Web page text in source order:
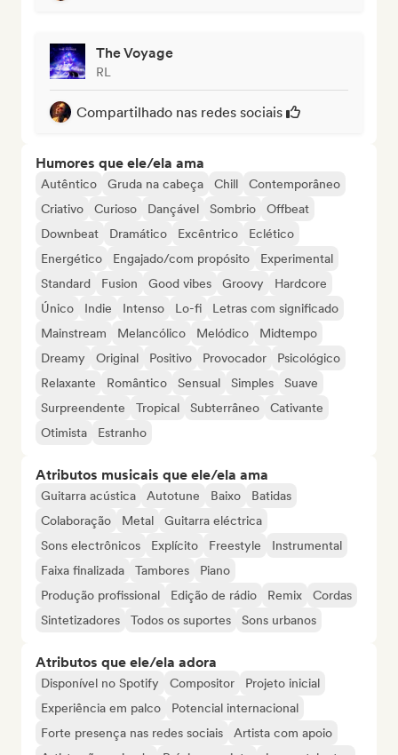
The Voyage
RL
Compartilhado nas redes sociais
Humores que ele/ela ama
Autêntico Gruda na cabeça Chill
Contemporâneo
Criativo
Curioso Dançável Sombrio
Offbeat
Downbeat
Dramático Excêntrico
Eclético
Energético
Engajado/com propósito
Experimental
Standard
Fusion Good vibes Groovy
Hardcore
Único
Indie Intenso Lo-fi
Letras com significado
Mainstream
Melancólico Melódico
Midtempo
Dreamy
Original Positivo Provocador
Psicológico
Relaxante
Romântico Sensual Simples
Suave
Surpreendente
Tropical Subterrâneo
Cativante
Otimista
Estranho
Atributos musicais que ele/ela ama
Guitarra acústica Autotune Baixo
Batidas
Colaboração
Metal
Guitarra eléctrica
Sons electrônicos
Explícito Freestyle
Instrumental
Faixa finalizada
Tambores
Piano
Produção profissional
Edição de rádio Remix
Cordas
Sintetizadores
Todos os suportes Sons urbanos
Atributos que ele/ela adora
Disponível no Spotify Compositor
Projeto inicial
Experiência em palco
Potencial internacional
Forte presença nas redes sociais
Artista com apoio